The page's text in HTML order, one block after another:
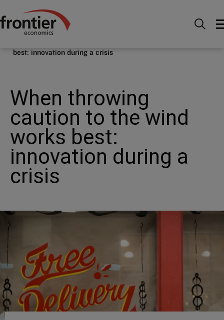
Ir al inico Noticias e información
Strategy - When throwing caution to the wind works
best: innovation during a crisis
When throwing
caution to the wind
works best:
innovation during a
crisis